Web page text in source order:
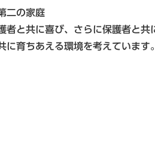
二の家庭
者と共に喜び、さらに保護者と共
に育ちあえる環境を考えています。